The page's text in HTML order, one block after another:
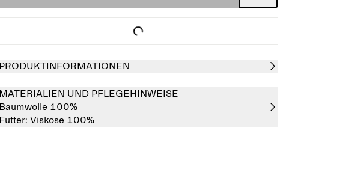
PRODUKTINFORMATIONEN
MATERIALIEN UND PFLEGEHINWEISE
Baumwolle 100%
Futter: Viskose 100%